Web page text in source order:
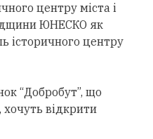
центру міста і
ЮНЕСКО як
історичного центру
“Добробут”, що
відкрити